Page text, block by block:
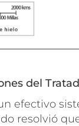
del
efectivo
resolvió